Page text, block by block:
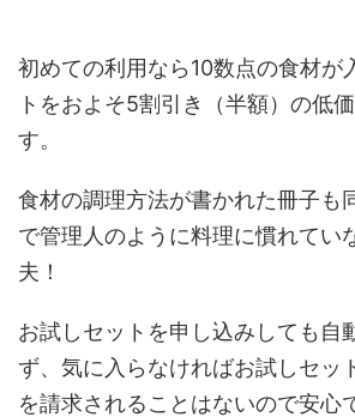
初めての利用なら10数点の食材が
トをおよそ5割引き（半額）の低
す。
食材の調理方法が書かれた冊子も
で管理人のように料理に慣れてい
夫！
お試しセットを申し込みしても自
ず、気に入らなければお試しセッ
を請求されることはないので安心